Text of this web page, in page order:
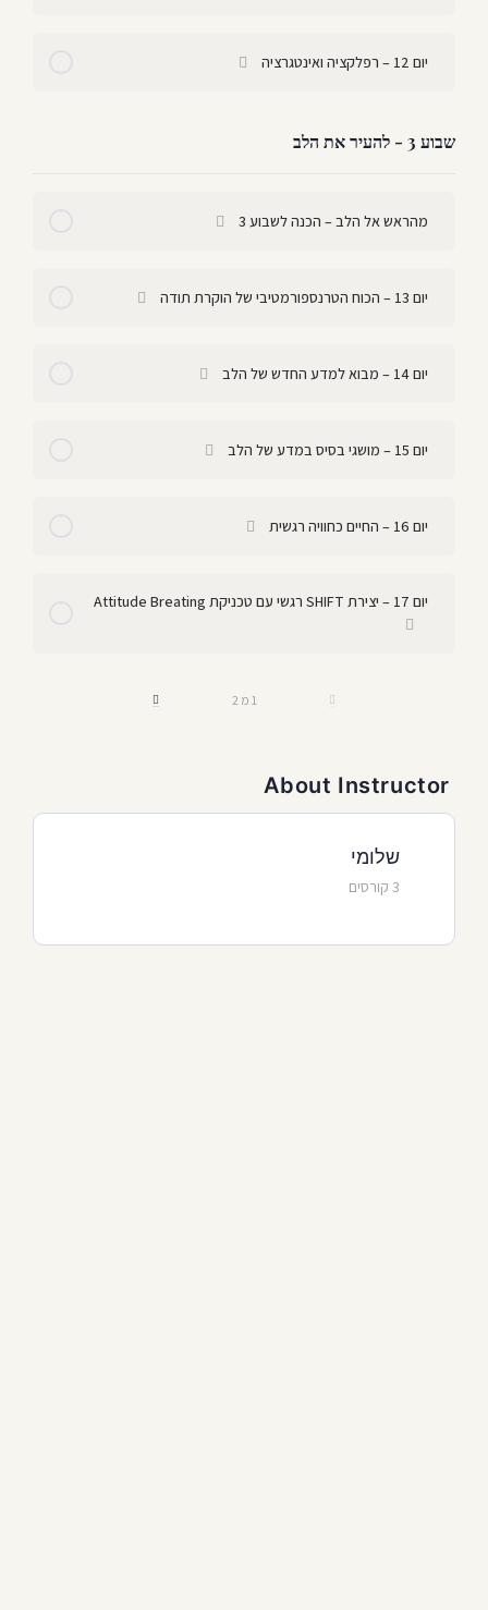
יום 12 – רפלקציה ואינטגרציה
שבוע 3 - להעיר את הלב
מהראש אל הלב – הכנה לשבוע 3
יום 13 – הכוח הטרנספורמטיבי של הוקרת תודה
יום 14 – מבוא למדע החדש של הלב
יום 15 – מושגי בסיס במדע של הלב
יום 16 – החיים כחוויה רגשית
יום 17 – יצירת SHIFT רגשי עם טכניקת Attitude Breating
1 מ 2
About Instructor
שלומי
3 קורסים